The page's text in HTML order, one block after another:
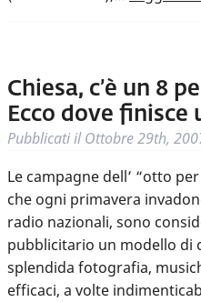
Chiesa, c’è un 8
Ecco dove
Pubblicati ilOttobre 29th,
Le campagne dell’ “otto
che ogni primavera
radio nazionali, sono
pubblicitario un modello di
splendida fotografia,
efficaci, a volte